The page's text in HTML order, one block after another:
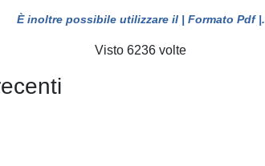
È inoltre possibile utilizzare il | Formato Pdf |.
Visto 6236 volte